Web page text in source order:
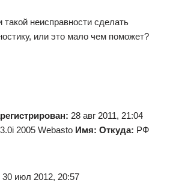
неисправности сделать
или это мало чем поможет?
28 авг 2011, 21:04
2005 Webasto Имя: Откуда: РФ
30 июл 2012, 20:57